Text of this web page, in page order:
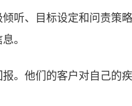
听、目标设定和问责策
。
。他们的客户对自己的